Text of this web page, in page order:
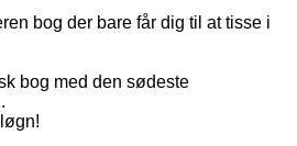
bog der bare får dig til at tisse i
bog med den sødeste